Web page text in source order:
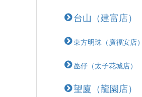
台山（建富店）
東方明珠（廣福安店）
氹仔（太子花城店）
望廈（龍園店）